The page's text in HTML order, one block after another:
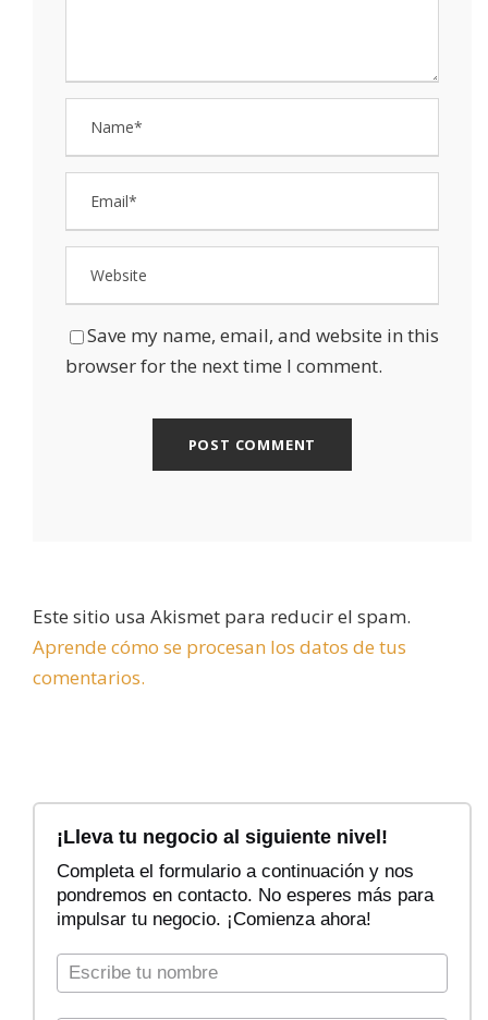
Save my name, email, and website in this
browser for the next time I comment.
Este sitio usa Akismet para reducir el spam.
Aprende cómo se procesan los datos de tus
comentarios.
F
¡Lleva tu negocio al siguiente nivel!
Completa el formulario a continuación y nos
pondremos en contacto. No esperes más para
impulsar tu negocio. ¡Comienza ahora!